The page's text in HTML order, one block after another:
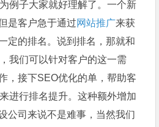
例子大家就好理解了。一个新
是客户急于通过网站推广来获
定的排名。说到排名，那就和
我们可以针对客户的这一需
，接下SEO优化的单，帮助客
进行排名提升。这种额外增加
公司来说不是难事，当然我们